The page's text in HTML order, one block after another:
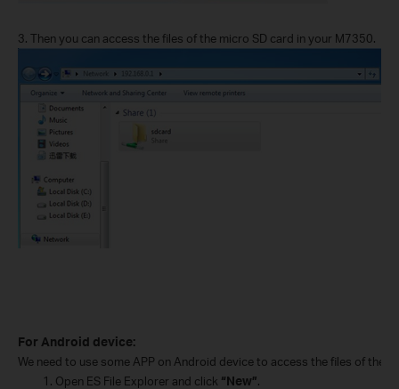
3. Then you can access the files of the micro SD card in your M7350.
For Android device:
We need to use some APP on Android deviceto access the files ofthe
1. Open ES File Explorer and click “New”.